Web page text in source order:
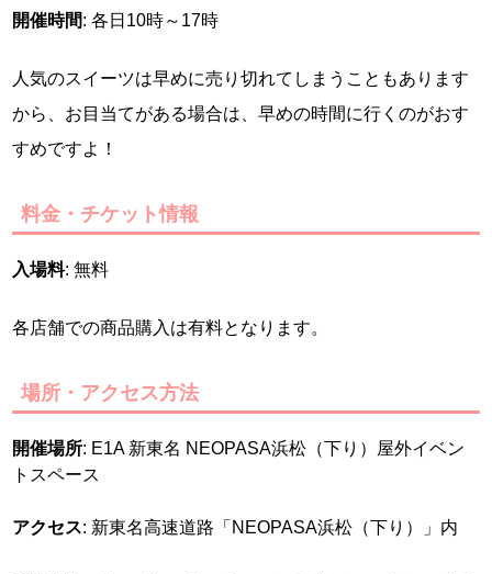
開催時間: 各日10時～17時
人気のスイーツは早めに売り切れてしまうこともあります
から、お目当てがある場合は、早めの時間に行くのがおす
すめですよ！
料金・チケット情報
入場料: 無料
各店舗での商品購入は有料となります。
場所・アクセス方法
開催場所: E1A 新東名 NEOPASA浜松（下り）屋外イベン
トスペース
アクセス: 新東名高速道路「NEOPASA浜松（下り）」内